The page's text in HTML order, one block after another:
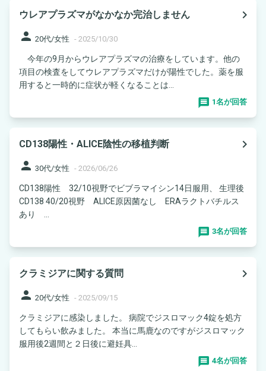
ウレアプラズマがなかなか完治しません
navigate_next
person 20代/女性 - 2025/10/30
今年の9月からウレアプラズマの治療をしています。他の
項目の検査をしてウレアプラズマだけが陽性でした。薬を服
用すると一時的に症状が軽くなることは...
1名が回答
CD138陽性・ALICE陰性の移植判断
navigate_next
person 30代/女性 - 2026/06/26
CD138陽性 32/10視野でビブラマイシン14日服用、 生理後
CD138 40/20視野 ALICE原因菌なし ERAラクトバチルス
あり ...
3名が回答
クラミジアに関する質問
navigate_next
person 20代/女性 - 2025/09/15
クラミジアに感染しました。 病院でジスロマック4錠を処方
してもらい飲みました。 本当に馬鹿なのですがジスロマック
服用後2週間と２日後に避妊具...
4名が回答